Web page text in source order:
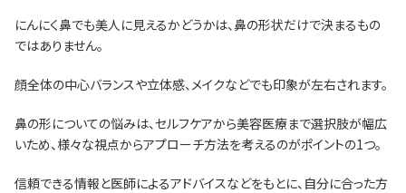
にんにく鼻でも美人に見えるかどうかは、鼻の形状だけで決まるもの
ではありません。
顔全体の中心バランスや立体感、メイクなどでも印象が左右されます。
鼻の形についての悩みは、セルフケアから美容医療まで選択肢が幅広
いため、様々な視点からアプローチ方法を考えるのがポイントの1つ。
信頼できる情報と医師によるアドバイスなどをもとに、自分に合った方